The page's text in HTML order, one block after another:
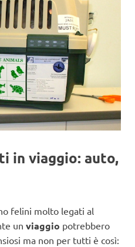
in viaggio: auto,
felini molto legati al
un viaggio potrebbero
ma non per tutti è così: